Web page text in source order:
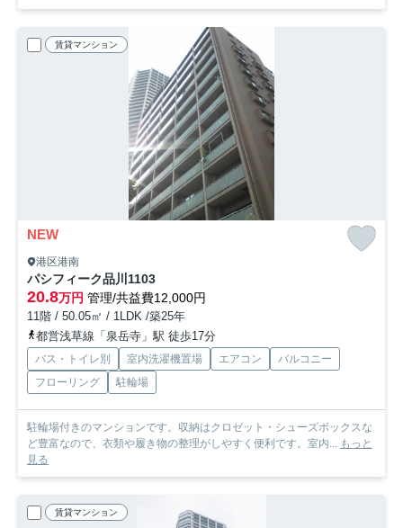
賃貸マンション
NEW
港区港南
パシフィーク品川 1103
20.8万円 管理/共益費12,000円
11階 / 50.05㎡ / 1LDK /築25年
都営浅草線「泉岳寺」駅 徒歩17分
バス・トイレ別 室内洗濯機置場 エアコン
バルコニー
フローリング
駐輪場
駐輪場付きのマンションです。収納はクロゼット・シューズボックスな
ど豊富なので、衣類や履き物の整理がしやすく便利です。室内... もっと
見る
賃貸マンション